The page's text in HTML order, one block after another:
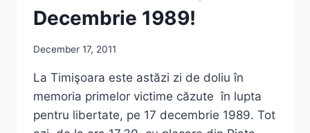
Decembrie 1989!
December 17, 2011
La Timişoara este astăzi zi de doliu în
memoria primelor victime căzute în lupta
pentru libertate, pe 17 decembrie 1989. Tot